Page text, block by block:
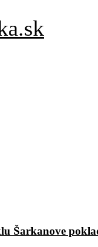
Šarkanove